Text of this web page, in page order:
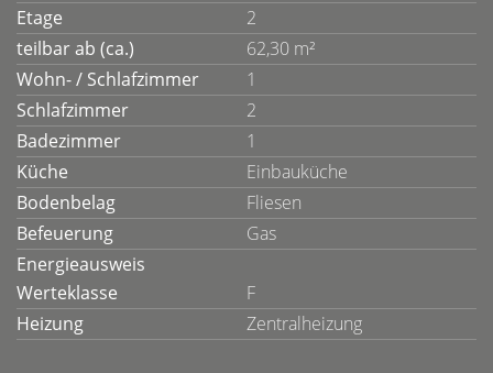
Etage
2
teilbar ab (ca.)
62,30 m²
Wohn- / Schlafzimmer
1
Schlafzimmer
2
Badezimmer
1
Küche
Einbauküche
Bodenbelag
Fliesen
Befeuerung
Gas
Energieausweis
Werteklasse
F
Heizung
Zentralheizung